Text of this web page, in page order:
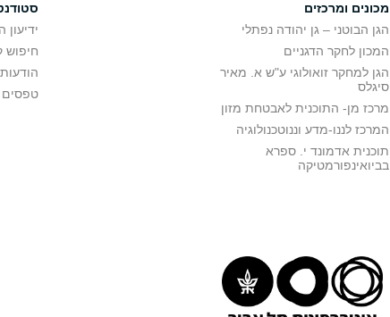
מכונים ומרכזים
הגן הבוטני – גן יהודה נפתלי
המכון לחקר הדגניים
הגן למחקר זואולוגי ע"ש א. מאיר
סיגלס
מרכז מן- התוכנית לאבטחת מזון
המרכז לננו-מדע וננוטכנולוגיה
תוכנית אדמונד י. ספרא
בביואינפורמטיקה
חיפוש
טפסים